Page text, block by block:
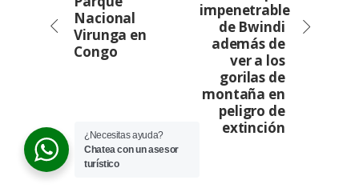
Nacional
Virunga en
Congo
impenetrable
de Bwindi
además de
ver a los
gorilas de
montaña en
peligro de
extinción
¿Necesitas ayuda?
Chatea con un asesor
turístico